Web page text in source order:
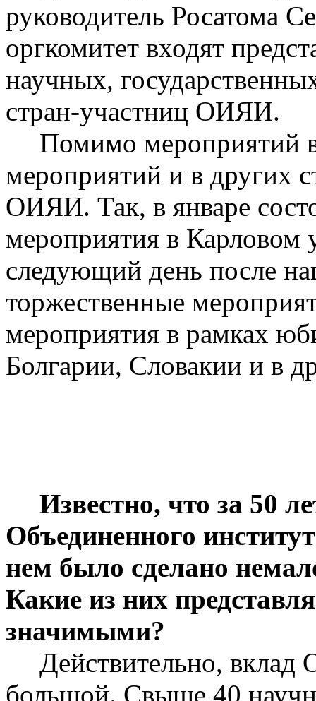
руководитель Росатома
оргкомитет входят
научных,
стран-участниц ОИЯИ.
Помимо мероприятий
мероприятий и в других
ОИЯИ. Так, в январе
мероприятия в Карловом
следующий день после
торжественные
мероприятия в рамках
Болгарии, Словакии и в
Известно, что за 50
Объединенного
нем было сделано
Какие из них
значимыми?
Действительно,
большой. Свыше 40